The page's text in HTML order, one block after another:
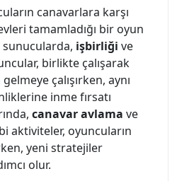
canavarlara karşı
tamamladığı bir oyun
işbirliği ve
birlikte çalışarak
çalışırken, aynı
inme fırsatı
canavar avlama ve
aktiviteler, oyuncuların
yeni stratejiler
olur.